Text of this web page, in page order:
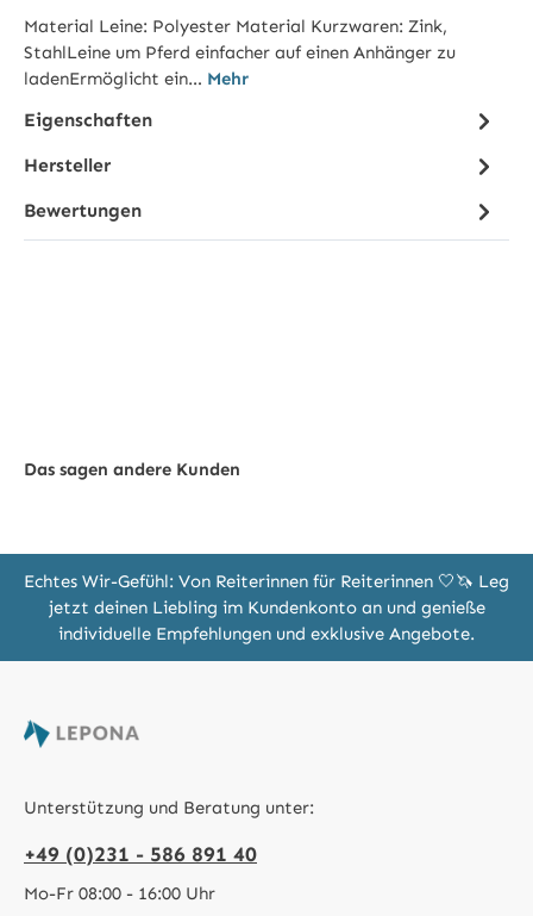
Material Leine: Polyester Material Kurzwaren: Zink,
StahlLeine um Pferd einfacher auf einen Anhänger zu
ladenErmöglicht ein… Mehr
Eigenschaften
Hersteller
Bewertungen
Das sagen andere Kunden
Echtes Wir-Gefühl: Von Reiterinnen für Reiterinnen 🤍🦄 Leg
jetzt deinen Liebling im Kundenkonto an und genieße
individuelle Empfehlungen und exklusive Angebote.
Unterstützung und Beratung unter:
+49 (0)231 - 586 891 40
Mo-Fr 08:00 - 16:00 Uhr